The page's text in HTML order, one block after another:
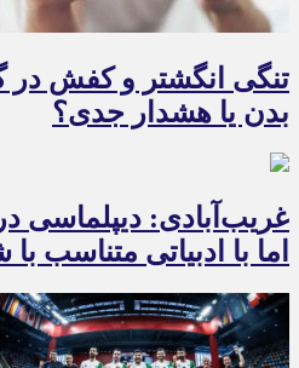
تنگی انگشتر و کفش در
بدن یا هشدار جدی؟
غریب‌آبادی: دیپلماسی
اما با ادبیاتی متناسب